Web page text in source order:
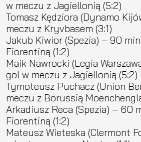
w meczu z Jagiellonią (5:2)
Tomasz Kędziora (Dynamo
meczu z Kryvbasem (3:1)
Jakub Kiwior (Spezia) – 90
Fiorentiną (1:2)
Maik Nawrocki (Legia
gol w meczu z Jagiellonią (5:2)
Tymoteusz Puchacz (Union
meczu z Borussią
Arkadiusz Reca (Spezia) – 60
Fiorentiną (1:2)
Mateusz Wieteska (Clermont